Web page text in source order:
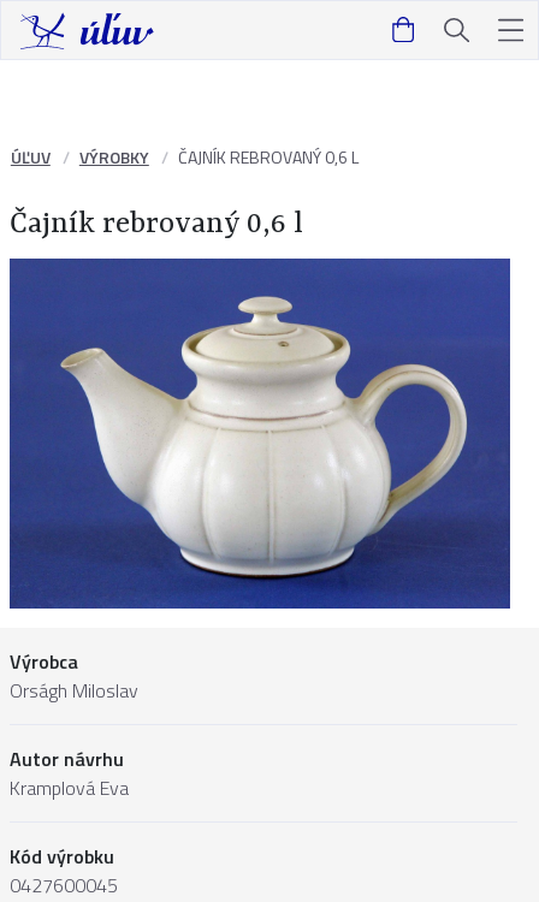
ÚĽUV VÝROBKY ČAJNÍK REBROVANÝ 0,6 L
Čajník rebrovaný 0,6 l
Výrobca
Orságh Miloslav
Autor návrhu
Kramplová Eva
Kód výrobku
0427600045